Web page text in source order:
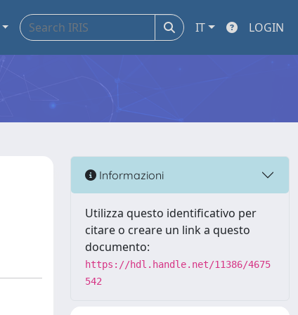
IT LOGIN
Informazioni
Utilizza questo identificativo per
citare o creare un link a questo
documento:
https://hdl.handle.net/11386/4675
542